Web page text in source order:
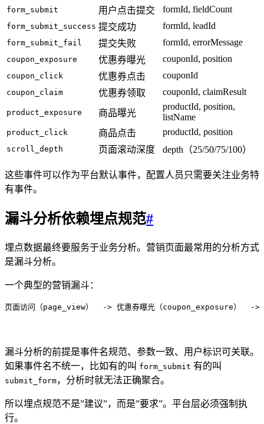
form_submit 用户点击提交 formId, fieldCount
form_submit_success 提交成功 formId, leadId
form_submit_fail 提交失败 formId, errorMessage
coupon_exposure 优惠券曝光 couponId, position
coupon_click 优惠券点击 couponId
coupon_claim 优惠券领取 couponId, claimResult
product_exposure 商品曝光
productId, position,
listName
product_click 商品点击 productId, position
scroll_depth 页面滚动深度 depth（25/50/75/100）
这些事件可以作为平台默认事件，配置人员只需要关注业务特
有事件。
漏斗分析依赖埋点规范#
埋点数据最终要服务于业务分析。营销页面最常用的分析方式
是漏斗分析。
一个典型的营销漏斗：
页面访问（page_view）
  -> 优惠券曝光（coupon_exposure）
->
漏斗分析的前提是事件名规范、参数一致、用户标识可关联。
如果事件名不统一，比如有的叫 form_submit 有的叫
submit_form，分析时就无法正确聚合。
所以埋点规范不是”建议”，而是”要求”。平台层必须强制执
行。